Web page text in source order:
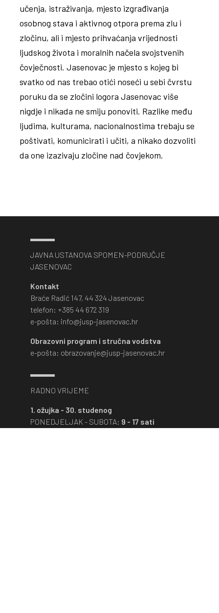
učenja, istraživanja, mjesto izgrađivanja
osobnog stava i aktivnog otpora prema zlu i
zločinu, ali i mjesto prihvaćanja vrijednosti
ljudskog života i moralnih načela svojstvenih
čovječnosti. Jasenovac je mjesto s kojeg bi
svatko od nas trebao otići noseći u sebi čvrstu
poruku da se zločini logora Jasenovac više
nigdje i nikada ne smiju ponoviti. Razlike među
ljudima, kulturama, nacionalnostima trebaju se
poštivati, komunicirati i učiti, a nikako dozvoliti
da one izazivaju zločine nad čovjekom.
JAVNA USTANOVA SPOMEN-PODRUČJE
JASENOVAC
Kontakt
Braće Radić 147, 44 324 Jasenovac
telefon: +385 44 672 319
e-pošta: info@jusp-jasenovac.hr
Obrazovni program i stručna vodstva
e-pošta: obrazovanje@jusp-jasenovac.hr
RADNO VRIJEME
1. ožujka - 30. studenog
PONEDJELJAK - SUBOTA: 9 - 17 sati